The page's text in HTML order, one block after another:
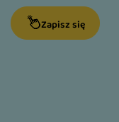
Zapisz się